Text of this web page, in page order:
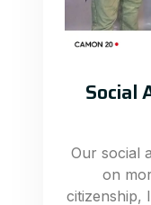
Social
Our social
on
citizenship,